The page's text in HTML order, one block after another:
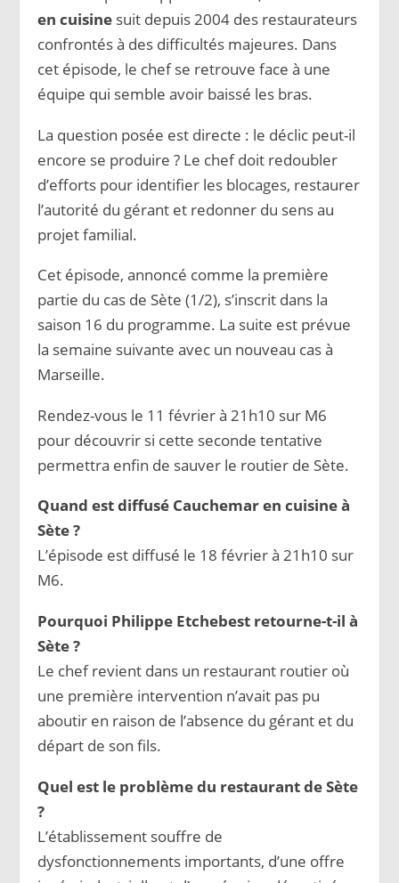
en cuisine suit depuis 2004 des restaurateurs
confrontés à des difficultés majeures. Dans
cet épisode, le chef se retrouve face à une
équipe qui semble avoir baissé les bras.
La question posée est directe : le déclic peut-il
encore se produire ? Le chef doit redoubler
d’efforts pour identifier les blocages, restaurer
l’autorité du gérant et redonner du sens au
projet familial.
Cet épisode, annoncé comme la première
partie du cas de Sète (1/2), s’inscrit dans la
saison 16 du programme. La suite est prévue
la semaine suivante avec un nouveau cas à
Marseille.
Rendez-vous le 11 février à 21h10 sur M6
pour découvrir si cette seconde tentative
permettra enfin de sauver le routier de Sète.
Quand est diffusé Cauchemar en cuisine à
Sète ?
L’épisode est diffusé le 18 février à 21h10 sur
M6.
Pourquoi Philippe Etchebest retourne-t-il à
Sète ?
Le chef revient dans un restaurant routier où
une première intervention n’avait pas pu
aboutir en raison de l’absence du gérant et du
départ de son fils.
Quel est le problème du restaurant de Sète
?
L’établissement souffre de
dysfonctionnements importants, d’une offre